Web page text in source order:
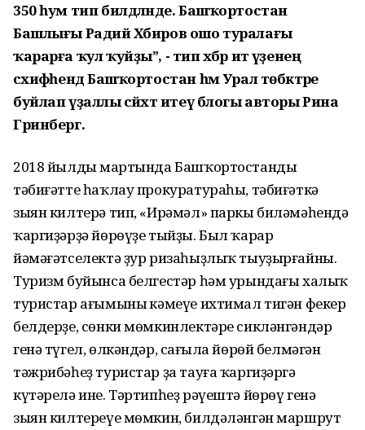
350 һум тип билдәләнде. Башҡортостан
Башлығы Радий Хәбиров ошо туралағы
ҡарарға ҡул ҡуйҙы”, - тип хәбәр итә үҙенең
сәхифәһендә Башҡортостан һәм Урал төбәктәре
буйлап үҙаллы сәйәхәт итеү блогы авторы Рина
Гринберг.
2018 йылдың мартында Башҡортостандың
тәбиғәтте һаҡлау прокуратураһы, тәбиғәткә
зыян килтерә тип, «Ирәмәл» паркы биләмәһендә
ҡаргиҙәрҙә йөрөүҙе тыйҙы. Был ҡарар
йәмәғәтселектә ҙур ризаһыҙлыҡ тыуҙырғайны.
Туризм буйынса белгестәр һәм урындағы халыҡ
туристар ағымының кәмеүе ихтимал тигән фекер
белдерҙе, сөнки мөмкинлектәре сикләнгәндәр
генә түгел, өлкәндәр, саңғыла йөрөй белмәгән
тәжрибәһеҙ туристар ҙа тауға ҡаргиҙәргә
күтәрелә ине. Тәртипһеҙ рәүештә йөрөү генә
зыян килтереүе мөмкин, билдәләнгән маршрут